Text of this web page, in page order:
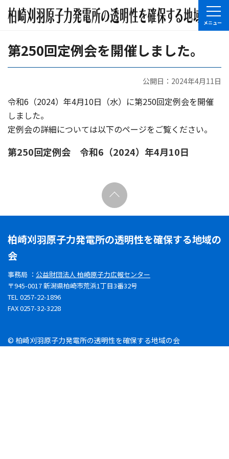
第250回定例会を開催しました。
公開日：2024年4月11日
令和6（2024）年4月10日（水）に第250回定例会を開催
しました。
定例会の詳細については以下のページをご覧ください。
第250回定例会 令和6（2024）年4月10日
柏崎刈羽原子力発電所の透明性を確保する地域の
会
事務局 ： 公益財団法人 柏崎原子力広報センター
〒945-0017 新潟県柏崎市荒浜1丁目3番32号
TEL 0257-22-1896
FAX 0257-32-3228
© 柏崎刈羽原子力発電所の透明性を確保する地域の会